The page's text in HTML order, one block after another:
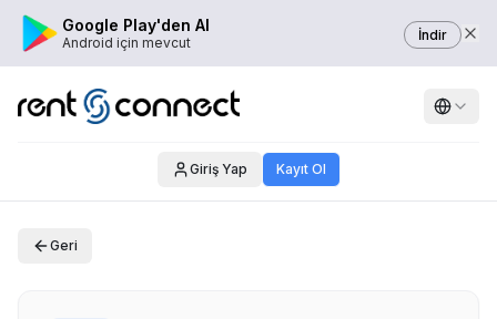
Google Play'den Al
Android için mevcut İndir
Giriş Yap Kayıt Ol
Geri